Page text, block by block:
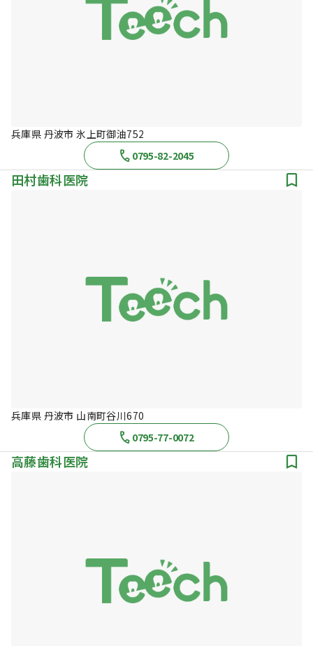
兵庫県 丹波市 氷上町御油752
0795-82-2045
田村歯科医院
兵庫県 丹波市 山南町谷川670
0795-77-0072
高藤歯科医院